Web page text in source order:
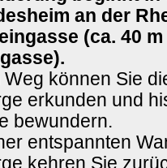
an der
(ca. 40
Weg können Sie
erkunden und
bewundern.
entspannten
kehren Sie